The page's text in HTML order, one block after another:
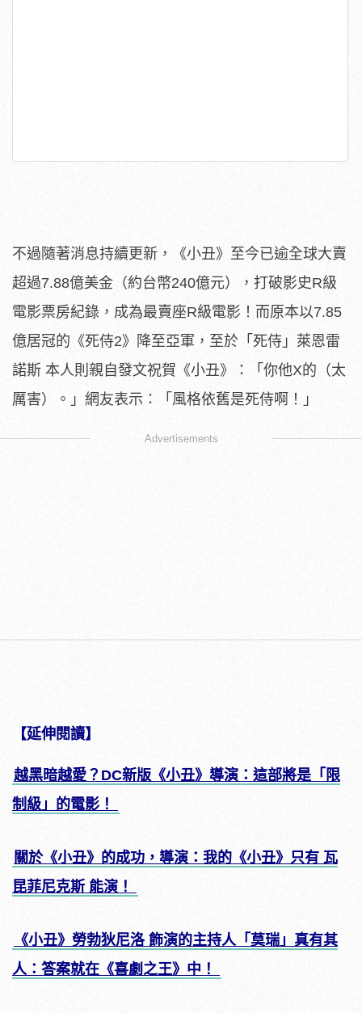
不過隨著消息持續更新，《小丑》至今已逾全球大賣
超過7.88億美金（約台幣240億元），打破影史R級
電影票房紀錄，成為最賣座R級電影！而原本以7.85
億居冠的《死侍2》降至亞軍，至於「死侍」萊恩雷
諾斯 本人則親自發文祝賀《小丑》：「你他X的（太
厲害）。」網友表示：「風格依舊是死侍啊！」
Advertisements
【延伸閱讀】
越黑暗越愛？DC新版《小丑》導演：這部將是「限
制級」的電影！
關於《小丑》的成功，導演：我的《小丑》只有 瓦
昆菲尼克斯 能演！
《小丑》勞勃狄尼洛 飾演的主持人「莫瑞」真有其
人：答案就在《喜劇之王》中！